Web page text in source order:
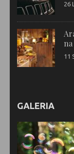
26
11
GALERIA